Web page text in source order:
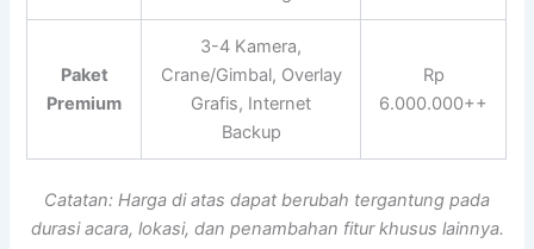
Paket
Premium
3-4 Kamera,
Crane/Gimbal, Overlay
Grafis, Internet
Backup
Rp
6.000.000++
Catatan: Harga di atas dapat berubah tergantung pada
durasi acara, lokasi, dan penambahan fitur khusus lainnya.